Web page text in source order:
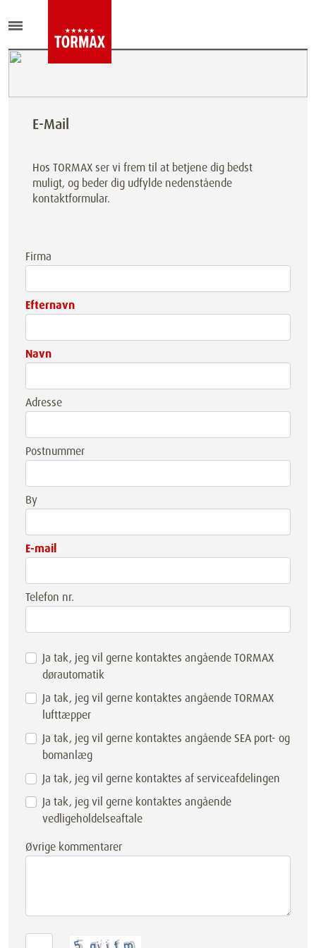
E-Mail
Hos TORMAX ser vi frem til at betjene dig bedst
muligt, og beder dig udfylde nedenstående
kontaktformular.
Firma
Efternavn
Navn
Adresse
Postnummer
By
E-mail
Telefon nr.
Ja tak, jeg vil gerne kontaktes angående TORMAX
dørautomatik
Ja tak, jeg vil gerne kontaktes angående TORMAX
lufttæpper
Ja tak, jeg vil gerne kontaktes angående SEA port- og
bomanlæg
Ja tak, jeg vil gerne kontaktes af serviceafdelingen
Ja tak, jeg vil gerne kontaktes angående
vedligeholdelseaftale
Øvrige kommentarer